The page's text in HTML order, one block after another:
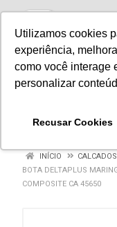
Utilizamos cookies
experiência,
como você interage
personalizar
Recusar Cookies
INÍCIO CALCADOS
BOTA DELTAPLUS
COMPOSITE CA 45650